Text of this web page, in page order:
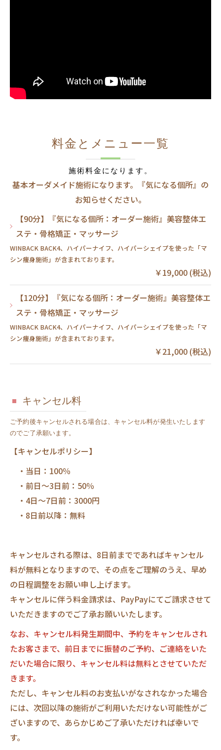
料金とメニュー一覧
施術料金になります。
基本オーダメイド施術になります。『気になる個所』の
お知らせください。
【90分】『気になる個所：オーダー施術』美容整体エ
ステ・骨格矯正・マッサージ
WINBACK BACK4、ハイパーナイフ、ハイパーシェイプを使った「マ
シン痩身施術」が含まれております。
￥19,000 (税込)
【120分】『気になる個所：オーダー施術』美容整体エ
ステ・骨格矯正・マッサージ
WINBACK BACK4、ハイパーナイフ、ハイパーシェイプを使った「マ
シン痩身施術」が含まれております。
￥21,000 (税込)
キャンセル料
ご予約後キャンセルされる場合は、キャンセル料が発生いたします
のでご了承願います。
【キャンセルポリシー】
・当日：100％
・前日～3日前：50％
・4日～7日前：3000円
・8日前以降：無料
キャンセルされる際は、8日前までであればキャンセル
料が無料となりますので、その点をご理解のうえ、早め
の日程調整をお願い申し上げます。
キャンセルに伴う料金請求は、PayPayにてご請求させて
いただきますのでご了承お願いいたします。
なお、キャンセル料発生期間中、予約をキャンセルされ
たお客さまで、前日までに振替のご予約、ご連絡をいた
だいた場合に限り、キャンセル料は無料とさせていただ
きます。
ただし、キャンセル料のお支払いがなされなかった場合
には、次回以降の施術がご利用いただけない可能性がご
ざいますので、あらかじめご了承いただければ幸いで
す。